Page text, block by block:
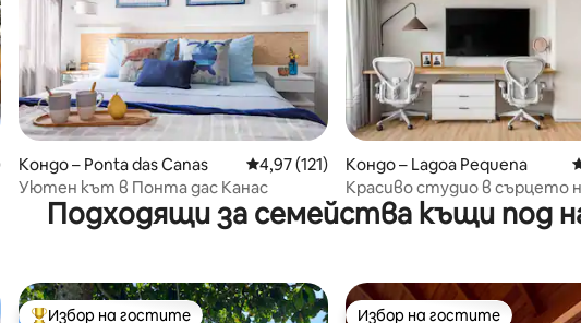
4,86 от 5, 139 отзива
Кондо – Ponta das Canas Средна оценка: 4,97 от 5, 121 отзива
4,97 (121)
Уютен кът в Понта дас Канас
Кондо – Lagoa Pequena
Красиво студио в сърцето
Кампече
Подходящи за семейства къщи под
Избор на гостите Избор на гостите